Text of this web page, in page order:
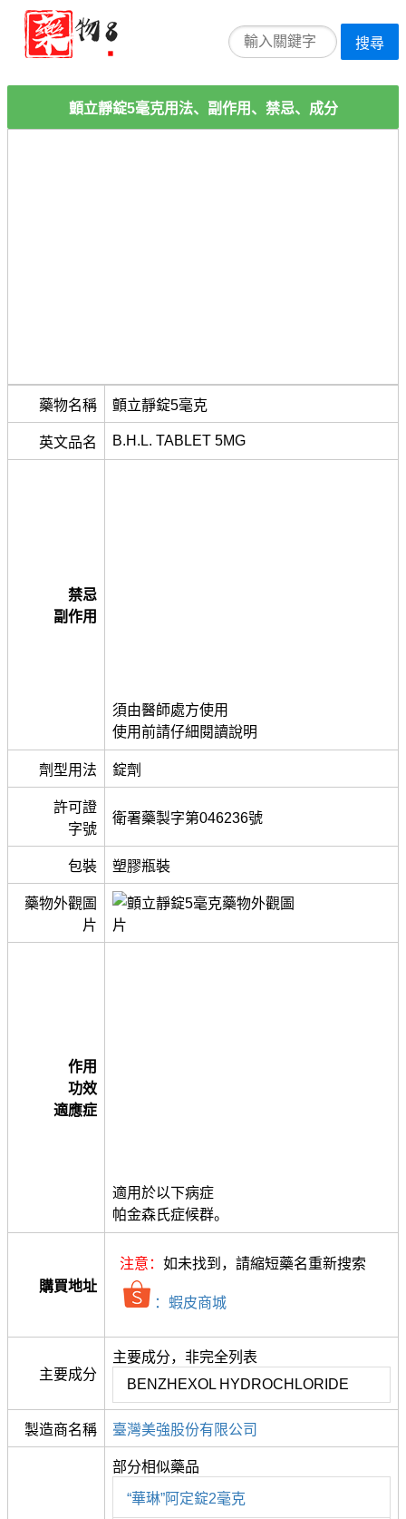
搜尋
顫立靜錠5毫克用法、副作用、禁忌、成分
藥物名稱 顫立靜錠5毫克
英文品名 B.H.L. TABLET 5MG
禁忌
副作用
須由醫師處方使用
使用前請仔細閱讀說明
劑型用法 錠劑
許可證
字號
衛署藥製字第046236號
包裝 塑膠瓶裝
藥物外觀圖
片
作用
功效
適應症
適用於以下病症
帕金森氏症候群。
購買地址
注意： 如未找到，請縮短藥名重新搜索
：蝦皮商城
主要成分
主要成分，非完全列表
BENZHEXOL HYDROCHLORIDE
製造商名稱 臺灣美強股份有限公司
部分相似藥品
“華琳”阿定錠2毫克